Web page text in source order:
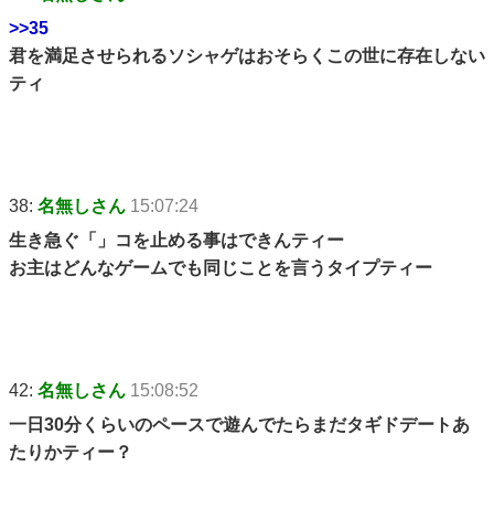
>>35
君を満足させられるソシャゲはおそらくこの世に存在しない
ティ
38: 名無しさん 15:07:24
生き急ぐ「」コを止める事はできんティー
お主はどんなゲームでも同じことを言うタイプティー
42: 名無しさん 15:08:52
一日30分くらいのペースで遊んでたらまだタギドデートあ
たりかティー？